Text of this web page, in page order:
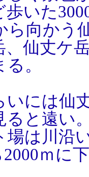
歩いた
ら向かう
、仙丈ケ
。
いには仙
ると遠い
場は川沿
ｍに